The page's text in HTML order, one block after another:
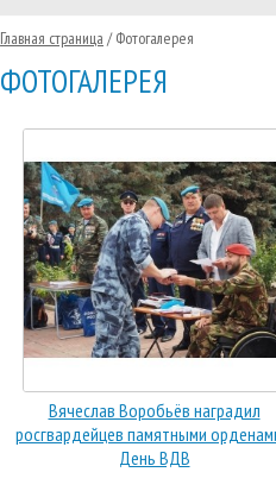
Главная страница / Фотогалерея
ФОТОГАЛЕРЕЯ
Вячеслав Воробьёв наградил
росгвардейцев памятными
День ВДВ